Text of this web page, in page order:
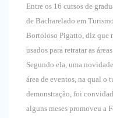
Entre os 16 cursos de
de Bacharelado em
Bortoloso Pigatto, diz que
usados para retratar as
Segundo ela, uma
área de eventos, na qual o
demonstração, foi
alguns meses promoveu a